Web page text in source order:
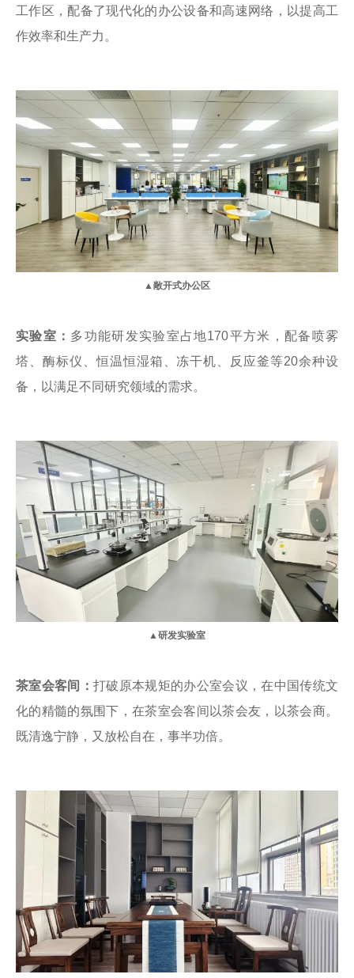
工作区，配备了现代化的办公设备和高速网络，以提高工
作效率和生产力。
▲敞开式办公区
实验室： 多功能研发实验室占地170平方米，配备喷雾
塔、酶标仪、恒温恒湿箱、冻干机、反应釜等20余种设
备，以满足不同研究领域的需求。
▲研发实验室
茶室会客间： 打破原本规矩的办公室会议，在中国传统文
化的精髓的氛围下， 在茶室会客间 以茶会友，以茶会商。
既清逸宁静，又 放松自在，事半功倍。